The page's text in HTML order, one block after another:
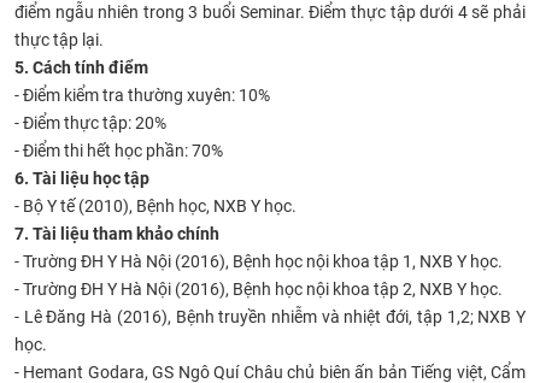
điểm ngẫu nhiên trong 3 buổi Seminar. Điểm thực tập dưới 4 sẽ phải
thực tập lại.
5. Cách tính điểm
- Điểm kiểm tra thường xuyên: 10%
- Điểm thực tập: 20%
- Điểm thi hết học phần: 70%
6. Tài liệu học tập
- Bộ Y tế (2010), Bệnh học, NXB Y học.
7. Tài liệu tham khảo chính
- Trường ĐH Y Hà Nội (2016), Bệnh học nội khoa tập 1, NXB Y học.
- Trường ĐH Y Hà Nội (2016), Bệnh học nội khoa tập 2, NXB Y học.
- Lê Đăng Hà (2016), Bệnh truyền nhiễm và nhiệt đới, tập 1,2; NXB Y
học.
- Hemant Godara, GS Ngô Quí Châu chủ biên ấn bản Tiếng việt, Cẩm